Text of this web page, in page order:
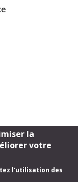
la
votre
l'utilisation des